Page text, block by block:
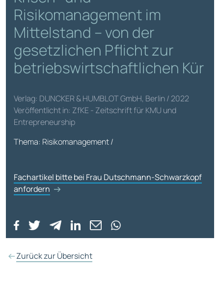
Risikomanagement im
Mittelstand – von der
gesetzlichen Pflicht zur
betriebswirtschaftlichen Kür
Verlag: DUNCKER & HUMBLOT GmbH, Berlin / 2022
Veröffentlicht in: ZfKE - Zeitschrift für KMU und
Entrepreneurship
Thema: Risikomanagement /
Fachartikel bitte bei Frau Dutschmann-Schwarzkopf
anfordern
Zurück zur Übersicht